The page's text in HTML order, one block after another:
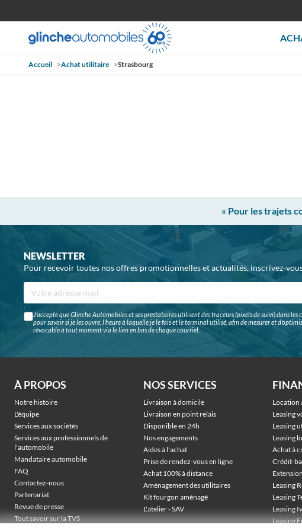
Accueil >Achat utilitaire >Strasbourg
« Pour les trajets
NEWSLETTER
Pour recevoir toutes nos offres promotionnelles et actualités, inscrivez-
J'accepte que Glinche Automobiles et ses prestataires utilisent des traceurs (pixels de suivi) dans les
pour savoir si je les ouvre, l'heure à laquelle je le fais et le terminal utilisé, afin de mesurer et
révocable à tout moment via le lien en bas de chaque courriel.
À PROPOS
Notre histoire
L'équipe
Services aux sociétés
Services aux professionnels de
l'automobile
Mandataire automobile
FAQ
Contactez-nous
Partenariat
Revue de presse
Tout savoir sur la TVS
NOS SERVICES
Livraison à domicile
Livraison en point relais
Disponible en 24h
Nos engagements
Aides à l'achat
Prise de rendez-vous en ligne
Achat 100% à distance
Aménagement des utilitaires
Kit fourgon aménagé
L'atelier - SAV
Location
Leasing
Leasing
Leasing
Achat à
Crédit-
Leasing
Leasing
Leasing
Leasing